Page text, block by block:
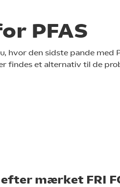
PFAS
hvor den sidste pande med
findes et alternativ til de
efter mærket FRI